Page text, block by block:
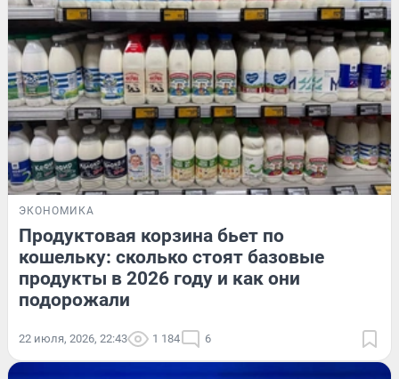
ЭКОНОМИКА
Продуктовая корзина бьет по
кошельку: сколько стоят базовые
продукты в 2026 году и как они
подорожали
22 июля, 2026, 22:43 1 184 6